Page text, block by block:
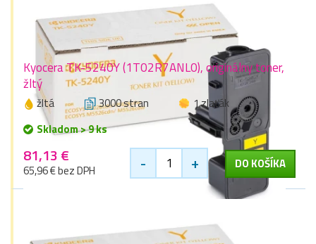
Kyocera TK-5240Y (1T02R7ANL0), originálny toner,
žltý
žltá 3000 stran
1 zlaťák
Skladom > 9 ks
81,13 €
65,96 € bez DPH - + DO KOŠÍKA